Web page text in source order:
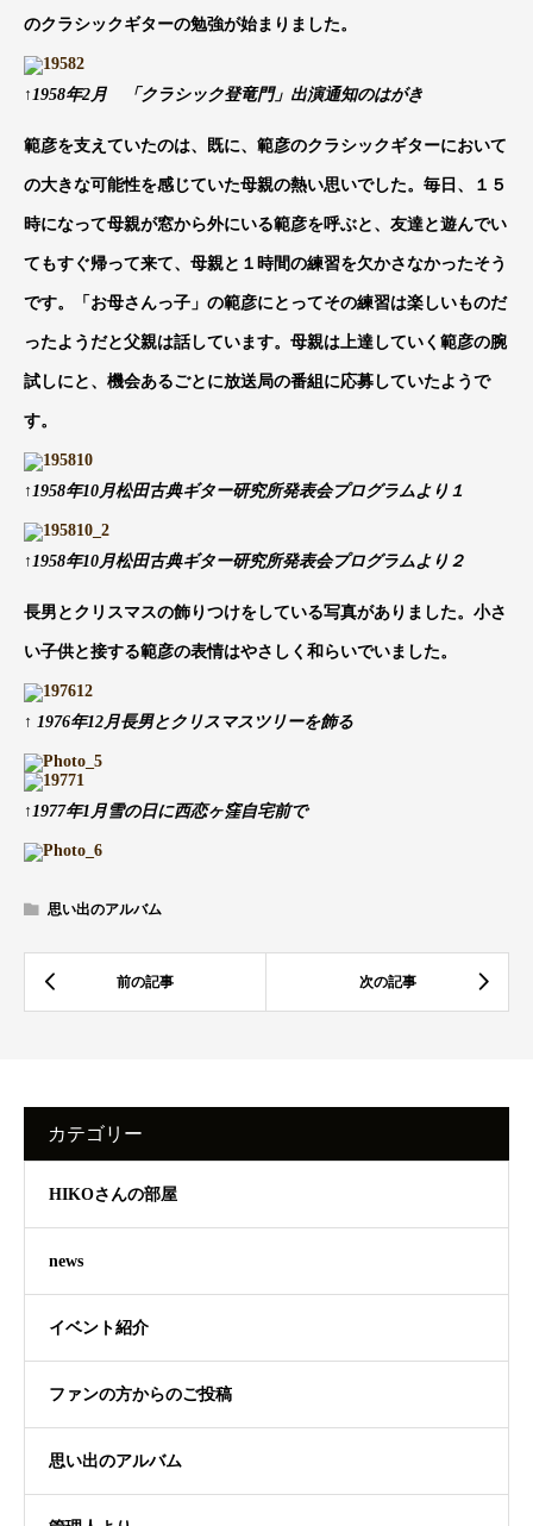
のクラシックギターの勉強が始まりました。
↑1958年2月 「クラシック登竜門」出演通知のはがき
範彦を支えていたのは、既に、範彦のクラシックギターにおいて
の大きな可能性を感じていた母親の熱い思いでした。毎日、１５
時になって母親が窓から外にいる範彦を呼ぶと、友達と遊んでい
てもすぐ帰って来て、母親と１時間の練習を欠かさなかったそう
です。「お母さんっ子」の範彦にとってその練習は楽しいものだ
ったようだと父親は話しています。母親は上達していく範彦の腕
試しにと、機会あるごとに放送局の番組に応募していたようで
す。
↑1958年10月松田古典ギター研究所発表会プログラムより１
↑1958年10月松田古典ギター研究所発表会プログラムより２
長男とクリスマスの飾りつけをしている写真がありました。小さ
い子供と接する範彦の表情はやさしく和らいでいました。
↑ 1976年12月長男とクリスマスツリーを飾る
↑1977年1月雪の日に西恋ヶ窪自宅前で
思い出のアルバム
カテゴリー
HIKOさんの部屋
news
イベント紹介
ファンの方からのご投稿
思い出のアルバム